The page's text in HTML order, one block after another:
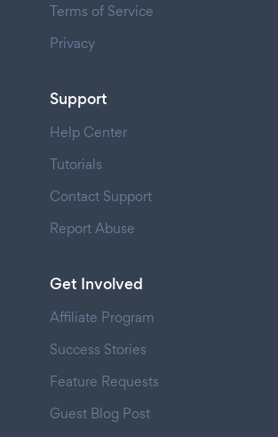
Terms of Service
Privacy
Support
Help Center
Tutorials
Contact Support
Report Abuse
Get Involved
Affiliate Program
Success Stories
Feature Requests
Guest Blog Post